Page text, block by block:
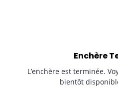
Enchère
L’enchère est terminée.
bientôt